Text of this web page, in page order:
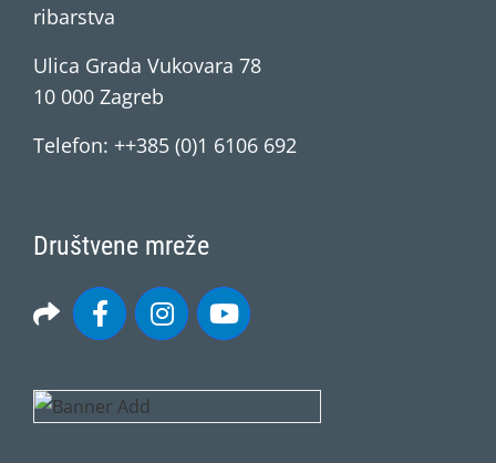
ribarstva
Ulica Grada Vukovara 78
10 000 Zagreb
Telefon: ++385 (0)1 6106 692
Društvene mreže